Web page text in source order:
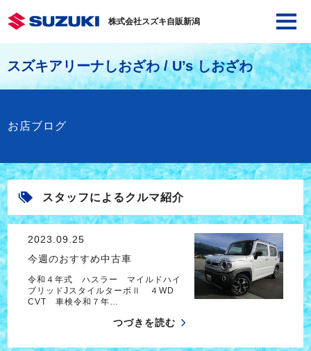
株式会社スズキ自販新潟
スズキアリーナしおざわ / U’s しおざわ
お店ブログ
スタッフによるクルマ紹介
2023.09.25
今週のおすすめ中古車
令和４年式 ハスラー マイルドハイ
ブリッドJスタイルターボⅡ ４WD
CVT 車検令和７年…
つづきを読む